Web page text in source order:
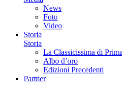
News
Foto
Video
Storia
Storia
La Classicissima di
Albo d’oro
Edizioni Precedenti
Partner